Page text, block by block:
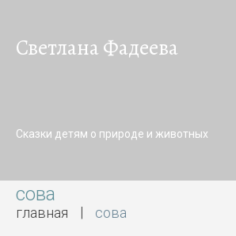
Светлана Фадеева
Сказки детям о природе и животных
сова
главная сова